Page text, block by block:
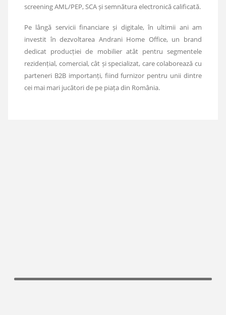
screening AML/PEP, SCA și semnătura electronică calificată.
Pe lângă servicii financiare și digitale, în ultimii ani am
investit în dezvoltarea Andrani Home Office, un brand
dedicat producției de mobilier atât pentru segmentele
rezidențial, comercial, cât și specializat, care colaborează cu
parteneri B2B importanți, fiind furnizor pentru unii dintre
cei mai mari jucători de pe piața din România.